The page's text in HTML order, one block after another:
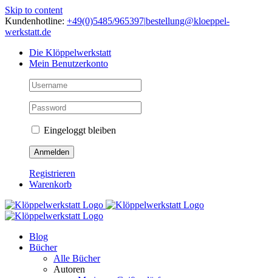
Skip to content
Kundenhotline: +49(0)5485/965397|bestellung@kloeppel-
werkstatt.de
Die Klöppelwerkstatt
Mein Benutzerkonto
Eingeloggt bleiben
Registrieren
Warenkorb
Blog
Bücher
Alle Bücher
Autoren